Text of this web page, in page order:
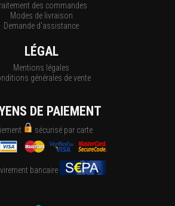
des commandes
Modes de livraison
Demande d'assistance
LÉGAL
Mentions légales
générales de vente
DE PAIEMENT
sécurisé par carte
bancaire